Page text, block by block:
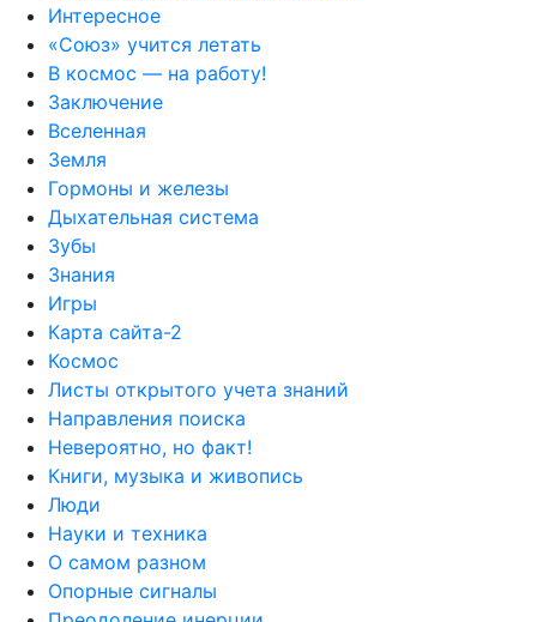
Интересное
«Союз» учится летать
В космос — на работу!
Заключение
Вселенная
Земля
Гормоны и железы
Дыхательная система
Зубы
Знания
Игры
Карта сайта-2
Космос
Листы открытого учета знаний
Направления поиска
Невероятно, но факт!
Книги, музыка и живопись
Люди
Науки и техника
О самом разном
Опорные сигналы